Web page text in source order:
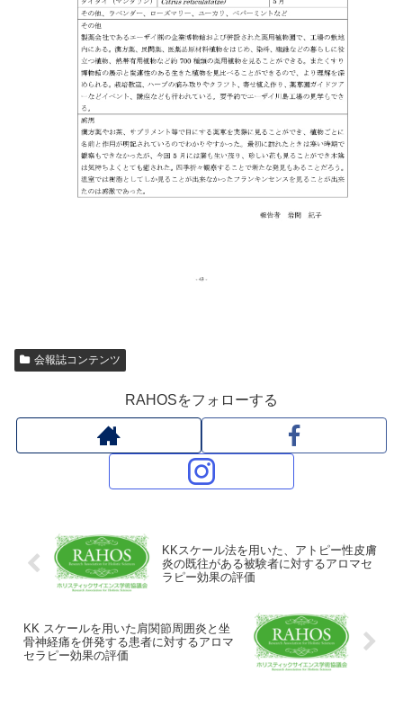
会報誌コンテンツ
RAHOSをフォローする
KKスケール法を用いた、アトピー性皮膚
炎の既往がある被験者に対するアロマセ
ラピー効果の評価
KK スケールを用いた肩関節周囲炎と坐
骨神経痛を併発する患者に対するアロマ
セラピー効果の評価